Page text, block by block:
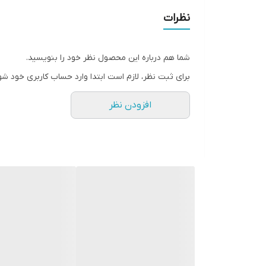
نظرات
شما هم درباره این محصول نظر خود را بنویسید.
برای ثبت نظر، لازم است ابتدا وارد حساب کاربری خود
افزودن نظر